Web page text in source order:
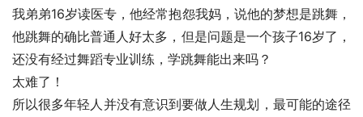
我弟弟16岁读医专，他经常抱怨我妈，说他的梦想是跳舞，
他跳舞的确比普通人好太多，但是问题是一个孩子16岁了，
还没有经过舞蹈专业训练，学跳舞能出来吗？
太难了！
所以很多年轻人并没有意识到要做人生规划，最可能的途径